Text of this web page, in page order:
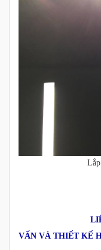
LIÊN HỆ VỚI
VẤN VÀ THIẾT KẾ